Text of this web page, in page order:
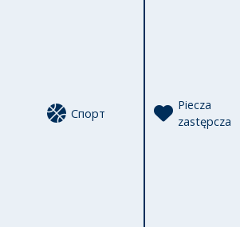
Спорт
Piecza
zastępcza